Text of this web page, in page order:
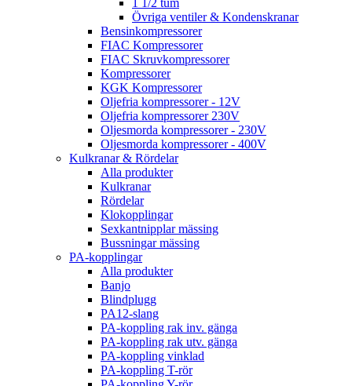
1 1/2 tum
Övriga ventiler & Kondenskranar
Bensinkompressorer
FIAC Kompressorer
FIAC Skruvkompressorer
Kompressorer
KGK Kompressorer
Oljefria kompressorer - 12V
Oljefria kompressorer 230V
Oljesmorda kompressorer - 230V
Oljesmorda kompressorer - 400V
Kulkranar & Rördelar
Alla produkter
Kulkranar
Rördelar
Klokopplingar
Sexkantnipplar mässing
Bussningar mässing
PA-kopplingar
Alla produkter
Banjo
Blindplugg
PA12-slang
PA-koppling rak inv. gänga
PA-koppling rak utv. gänga
PA-koppling vinklad
PA-koppling T-rör